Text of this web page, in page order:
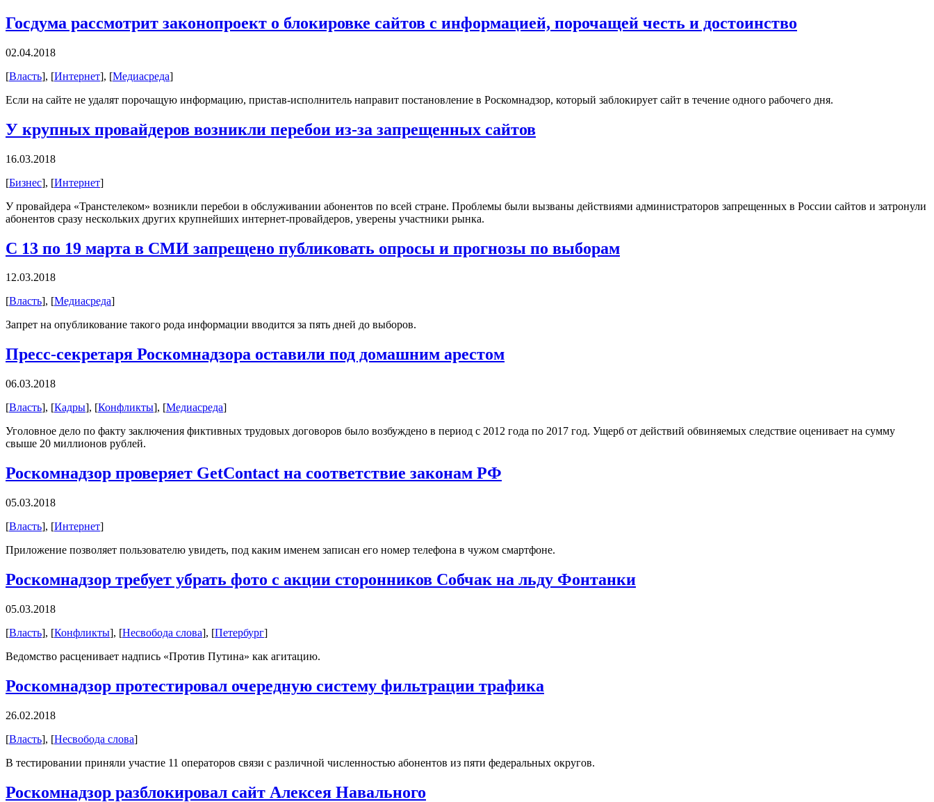
Госдума рассмотрит законопроект о блокировке сайтов с информацией, порочащей честь и достоинство
02.04.2018
[Власть], [Интернет], [Медиасреда]
Если на сайте не удалят порочащую информацию, пристав-исполнитель направит постановление в Роскомнадзор, который заблокирует сайт в течение одного рабочего дня.
У крупных провайдеров возникли перебои из-за запрещенных сайтов
16.03.2018
[Бизнес], [Интернет]
У провайдера «Транстелеком» возникли перебои в обслуживании абонентов по всей стране. Проблемы были вызваны действиями администраторов запрещенных в России сайтов и затронули
абонентов сразу нескольких других крупнейших интернет-провайдеров, уверены участники рынка.
С 13 по 19 марта в СМИ запрещено публиковать опросы и прогнозы по выборам
12.03.2018
[Власть], [Медиасреда]
Запрет на опубликование такого рода информации вводится за пять дней до выборов.
Пресс-секретаря Роскомнадзора оставили под домашним арестом
06.03.2018
[Власть], [Кадры], [Конфликты], [Медиасреда]
Уголовное дело по факту заключения фиктивных трудовых договоров было возбуждено в период с 2012 года по 2017 год. Ущерб от действий обвиняемых следствие оценивает на сумму
свыше 20 миллионов рублей.
Роскомнадзор проверяет GetContact на соответствие законам РФ
05.03.2018
[Власть], [Интернет]
Приложение позволяет пользователю увидеть, под каким именем записан его номер телефона в чужом смартфоне.
Роскомнадзор требует убрать фото с акции сторонников Собчак на льду Фонтанки
05.03.2018
[Власть], [Конфликты], [Несвобода слова], [Петербург]
Ведомство расценивает надпись «Против Путина» как агитацию.
Роскомнадзор протестировал очередную систему фильтрации трафика
26.02.2018
[Власть], [Несвобода слова]
В тестировании приняли участие 11 операторов связи с различной численностью абонентов из пяти федеральных округов.
Роскомнадзор разблокировал сайт Алексея Навального